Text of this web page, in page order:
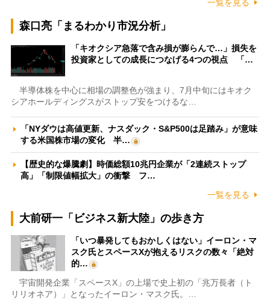
一覧を見る
森口亮「まるわかり市況分析」
「キオクシア急落で含み損が膨らんで…」損失を
投資家としての成長につなげる4つの視点 「…
半導体株を中心に相場の調整色が強まり、7月中旬にはキオク
シアホールディングスがストップ安をつけるな…
「NYダウは高値更新、ナスダック・S&P500は足踏み」が意味
する米国株市場の変化 半…
【歴史的な爆騰劇】時価総額10兆円企業が「2連続ストップ
高」「制限値幅拡大」の衝撃 フ…
一覧を見る
大前研一「ビジネス新大陸」の歩き方
「いつ暴発してもおかしくはない」イーロン・マ
スク氏とスペースXが抱えるリスクの数々「絶対
的…
宇宙開発企業「スペースX」の上場で史上初の「兆万長者（ト
リリオネア）」となったイーロン・マスク氏。…